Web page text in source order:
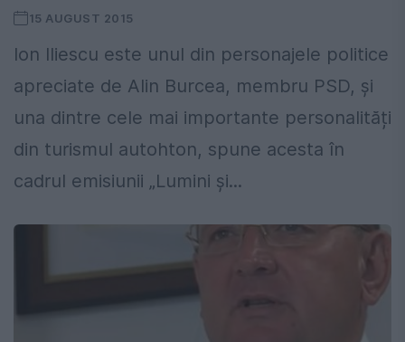
15 AUGUST 2015
Ion Iliescu este unul din personajele politice
apreciate de Alin Burcea, membru PSD, și
una dintre cele mai importante personalități
din turismul autohton, spune acesta în
cadrul emisiunii „Lumini și...